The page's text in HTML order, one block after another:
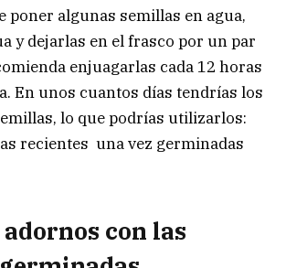
poner algunas semillas en agua,
y dejarlas en el frasco por un par
enjuagarlas cada 12 horas
En unos cuantos días tendrías los
lo que podrías utilizarlos:
recientes una vez germinadas
con las